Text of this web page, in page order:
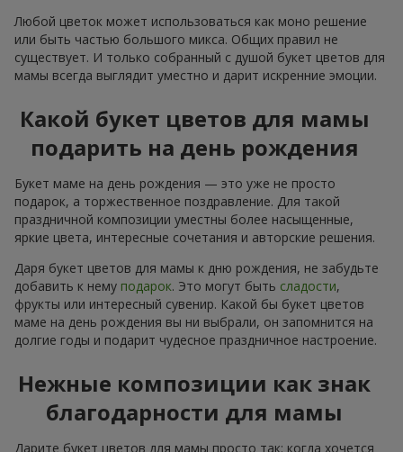
Любой цветок может использоваться как моно решение
или быть частью большого микса. Общих правил не
существует. И только собранный с душой букет цветов для
мамы всегда выглядит уместно и дарит искренние эмоции.
Какой букет цветов для мамы
подарить на день рождения
Букет маме на день рождения — это уже не просто
подарок, а торжественное поздравление. Для такой
праздничной композиции уместны более насыщенные,
яркие цвета, интересные сочетания и авторские решения.
Даря букет цветов для мамы к дню рождения, не забудьте
добавить к нему подарок. Это могут быть сладости,
фрукты или интересный сувенир. Какой бы букет цветов
маме на день рождения вы ни выбрали, он запомнится на
долгие годы и подарит чудесное праздничное настроение.
Нежные композиции как знак
благодарности для мамы
Дарите букет цветов для мамы просто так: когда хочется